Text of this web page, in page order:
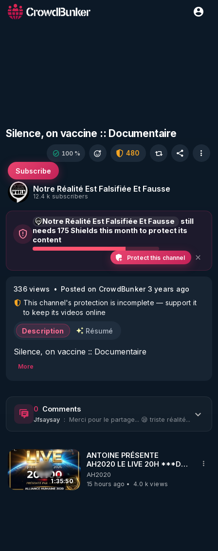
Silence, on vaccine :: Documentaire
Notre Réalité Est Falsifiée Et Fausse
12.4 k subscribers
Subscribe
100 % 480
Notre Réalité Est Falsifiée Et Fausse
still
needs 175 Shields this month to protect its
content
Protect this channel
336 views
Posted on CrowdBunker 3 years ago
This channel's protection is incomplete — support it
to keep its videos online
Description Résumé
Silence, on vaccine :: Documentaire
More
0 Comments
Jfsaysay : Merci pour le partage... 😪 triste réalité...
1:35:50
ANTOINE PRÉSENTE
AH2020 LE LIVE 20H ***DU
06/08/2026***
AH2020
15 hours ago
4.0 k views